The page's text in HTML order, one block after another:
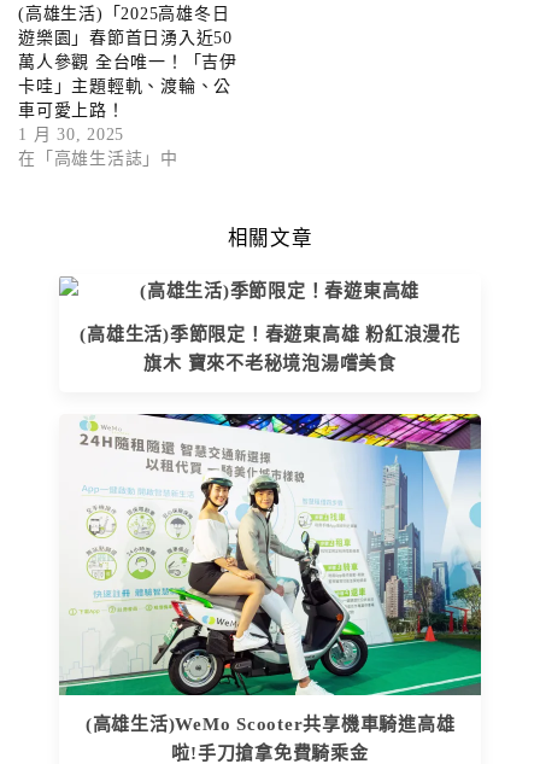
(高雄生活)「2025高雄冬日
遊樂園」春節首日湧入近50
萬人參觀 全台唯一！「吉伊
卡哇」主題輕軌、渡輪、公
車可愛上路！
1 月 30, 2025
在「高雄生活誌」中
相關文章
(高雄生活)季節限定！春遊東高雄 粉紅浪漫花
旗木 寶來不老秘境泡湯嚐美食
(高雄生活)WeMo Scooter共享機車騎進高雄
啦!手刀搶拿免費騎乘金